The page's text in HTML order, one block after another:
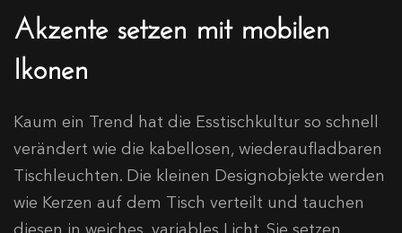
Akzente setzen mit mobilen
Ikonen
Kaum ein Trend hat die Esstischkultur so schnell
verändert wie die kabellosen, wiederaufladbaren
Tischleuchten. Die kleinen Designobjekte werden
wie Kerzen auf dem Tisch verteilt und tauchen